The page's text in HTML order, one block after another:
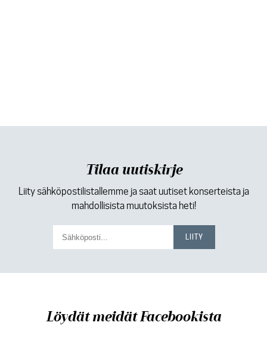
Tilaa uutiskirje
Liity sähköpostilistallemme ja saat uutiset konserteista ja
mahdollisista muutoksista heti!
Löydät meidät Facebookista